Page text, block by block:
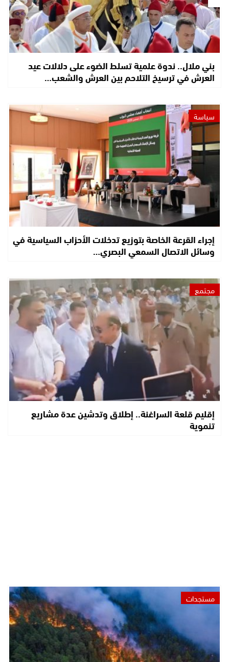
بني ملال.. ندوة علمية تسلط الضوء على دلالات عيد
العرش في ترسيخ التلاحم بين العرش والشعب…
سياسة
إجراء القرعة الخاصة بتوزيع تدخلات الأحزاب السياسية في
وسائل الاتصال السمعي البصري…
مجتمع
إقليم قلعة السراغنة.. إطلاق وتدشين عدة مشاريع
تنموية
مستجدات